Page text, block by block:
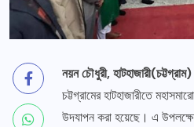
নয়ন চৌধুরী, হাটহাজারী(চট্টগ্রাম)
চট্টগ্রামের হাটহাজারীতে
উদযাপন করা হয়েছে। এ